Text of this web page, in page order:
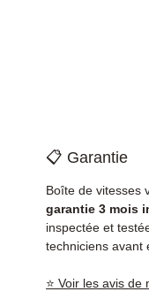
📋 Garantie
Boîte de vitesses
garantie 3 mois
inspectée et
techniciens avant
⭐ Voir les avis de